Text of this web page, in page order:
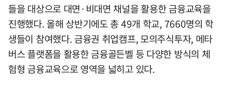
들을 대상으로 대면·비대면 채널을 활용한 금융교육을
진행했다. 올해 상반기에도 총 49개 학교, 7660명의 학
생들이 참여했다. 금융권 취업캠프, 모의주식투자, 메타
버스 플랫폼을 활용한 금융골든벨 등 다양한 방식의 체
험형 금융교육으로 영역을 넓히고 있다.